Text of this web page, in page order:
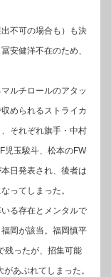
不可の場合も）も決
安健洋不在のため、
ルチロールのアタッ
められるストライカ
それぞれ旗手・中村
児玉駿斗、松本のFW
日発表され、後者は
ってしまった。
る存在とメンタルで
岡が該当。福岡慎平
残ったが、招集可能
あぶれてしまった。